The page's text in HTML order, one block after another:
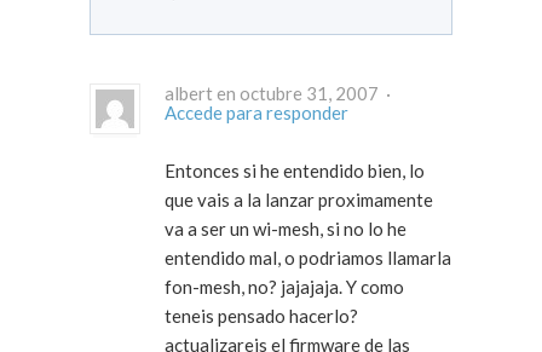
albert en octubre 31, 2007 ·
Accede para responder
Entonces si he entendido bien, lo
que vais a la lanzar proximamente
va a ser un wi-mesh, si no lo he
entendido mal, o podriamos llamarla
fon-mesh, no? jajajaja. Y como
teneis pensado hacerlo?
actualizareis el firmware de las